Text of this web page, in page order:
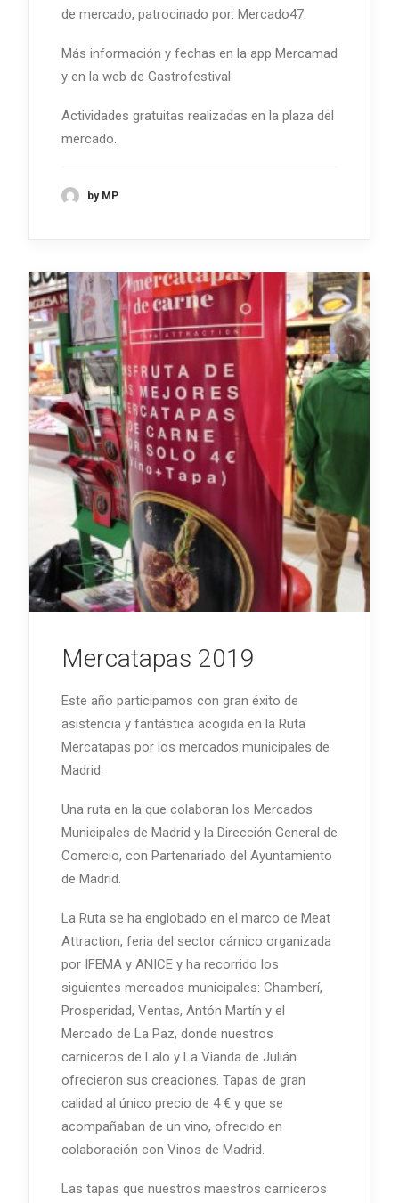
de mercado, patrocinado por: Mercado47.
Más información y fechas en la app Mercamad
y en la web de Gastrofestival
Actividades gratuitas realizadas en la plaza del
mercado.
by MP
Mercatapas 2019
Este año participamos con gran éxito de
asistencia y fantástica acogida en la Ruta
Mercatapas por los mercados municipales de
Madrid.
Una ruta en la que colaboran los Mercados
Municipales de Madrid y la Dirección General de
Comercio, con Partenariado del Ayuntamiento
de Madrid.
La Ruta se ha englobado en el marco de Meat
Attraction, feria del sector cárnico organizada
por IFEMA y ANICE y ha recorrido los
siguientes mercados municipales: Chamberí,
Prosperidad, Ventas, Antón Martín y el
Mercado de La Paz, donde nuestros
carniceros de Lalo y La Vianda de Julián
ofrecieron sus creaciones. Tapas de gran
calidad al único precio de 4 € y que se
acompañaban de un vino, ofrecido en
colaboración con Vinos de Madrid.
Las tapas que nuestros maestros carniceros